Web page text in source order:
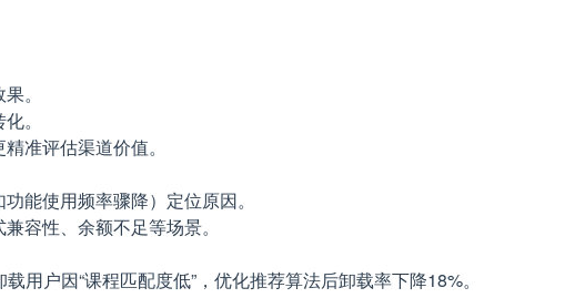
。
。
准评估渠道价值。
能使用频率骤降）定位原因。
容性、余额不足等场景。
用户因“课程匹配度低”，优化推荐算法后卸载率下降18%。